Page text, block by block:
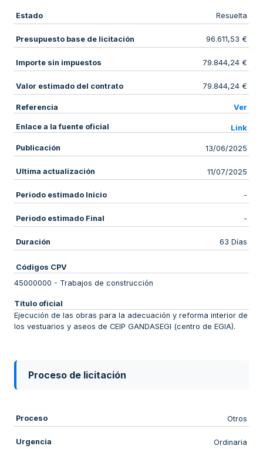
Estado Resuelta
Presupuesto base de licitación 96.611,53 €
Importe sin impuestos 79.844,24 €
Valor estimado del contrato 79.844,24 €
Referencia Ver
Enlace a la fuente oficial Link
Publicación 13/06/2025
Ultima actualización 11/07/2025
Periodo estimado Inicio -
Periodo estimado Final -
Duración 63 Días
Códigos CPV
45000000 - Trabajos de construcción
Título oficial
Ejecución de las obras para la adecuación y reforma interior de
los vestuarios y aseos de CEIP GANDASEGI (centro de EGIA).
Proceso de licitación
Proceso Otros
Urgencia Ordinaria